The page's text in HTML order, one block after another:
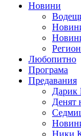
Новини
Любопитно
Програма
Предавания
Дарик
Денят
Ники